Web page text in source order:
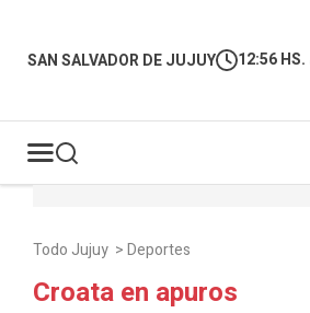
SAN SALVADOR DE JUJUY 12:56 HS.
Todo Jujuy >Deportes
Croata en apuros